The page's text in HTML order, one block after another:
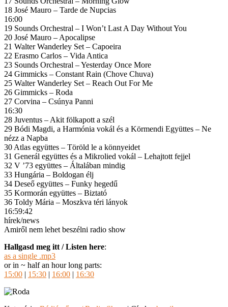
18 José Mauro – Tarde de Nupcias
16:00
19 Sounds Orchestral – I Won’t Last A Day Without You
20 José Mauro – Apocalipse
21 Walter Wanderley Set – Capoeira
22 Erasmo Carlos – Vida Antica
23 Sounds Orchestral – Yesterday Once More
24 Gimmicks – Constant Rain (Chove Chuva)
25 Walter Wanderley Set – Reach Out For Me
26 Gimmicks – Roda
27 Corvina – Csúnya Panni
16:30
28 Juventus – Akit fölkapott a szél
29 Bódi Magdi, a Harmónia vokál és a Körmendi Együttes – Ne
nézz a Napba
30 Atlas együttes – Töröld le a könnyeidet
31 Generál együttes és a Mikrolied vokál – Lehajtott fejjel
32 V ’73 együttes – Általában mindig
33 Hungária – Boldogan élj
34 Deseő együttes – Funky hegedű
35 Kormorán együttes – Biztató
36 Toldy Mária – Moszkva téri lányok
16:59:42
hírek/news
Amiről nem lehet beszélni radio show
Hallgasd meg itt / Listen here:
as a single .mp3
or in ~ half an hour long parts:
15:00 | 15:30 | 16:00 | 16:30